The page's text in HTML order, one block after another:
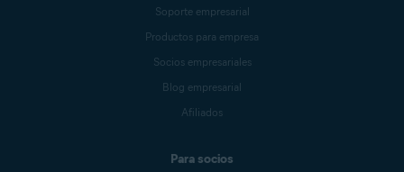
Soporte empresarial
Productos para empresa
Socios empresariales
Blog empresarial
Afiliados
Para socios